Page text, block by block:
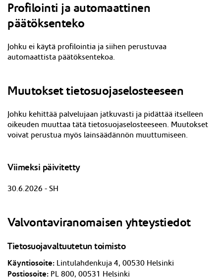
Profilointi ja automaattinen
päätöksenteko
Johku ei käytä profilointia ja siihen perustuvaa
automaattista päätöksentekoa.
Muutokset tietosuojaselosteeseen
ohku kehittää palvelujaan jatkuvasti ja pidättää itselleen
oikeuden muuttaa tätä tietosuojaselosteeseen. Muutokset
voivat perustua myös lainsäädännön muuttumiseen.
Viimeksi päivitetty
30.6.2026 - SH
Valvontaviranomaisen yhteystiedot
Tietosuojavaltuutetun toimisto
Käyntiosoite: Lintulahdenkuja 4, 00530 Helsinki
Postiosoite: PL 800, 00531 Helsinki